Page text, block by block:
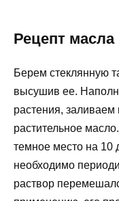
Рецепт масла
Берем стеклянную
высушив ее.
растения,
растительное
темное место на 10
необходимо
раствор